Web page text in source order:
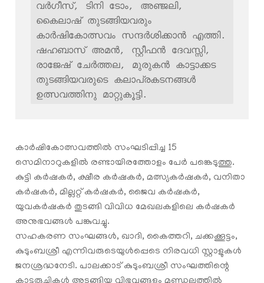
വർഗീസ്, ടിനി ടോം, അഞ്ജലി,
കൈലാഷ് തുടങ്ങിയവരും
കാർഷികോത്സവം സന്ദർശിക്കാൻ എത്തി.
ഷഹബാസ് അമൻ, സ്റ്റീഫൻ ദേവസ്സി,
രാജേഷ് ചേർത്തല, മുരുകൻ കാട്ടാക്കട
തുടങ്ങിയവരുടെ കലാപ്രകടനങ്ങൾ
ഉത്സവത്തിനു മാറ്റുകൂട്ടി.
കാർഷികോത്സവത്തിൽ സംഘടിപ്പിച്ച 15
സെമിനാറുകളിൽ രണ്ടായിരത്തോളം പേർ പങ്കെടുത്തു.
കുട്ടി കർഷകർ, ക്ഷീര കർഷകർ, മത്സ്യകർഷകർ, വനിതാ
കർഷകർ, മില്ലറ്റ് കർഷകർ, ജൈവ കർഷകർ,
യുവകർഷകർ തുടങ്ങി വിവിധ മേഖലകളിലെ കർഷകർ
അനുഭവങ്ങൾ പങ്കുവച്ചു.
സഹകരണ സംഘങ്ങള്‍, ഖാദി, കൈത്തറി, ചക്കക്കൂട്ടം,
കുടുംബശ്രീ എന്നിവരുടെയുൾപ്പെടെ നിരവധി സ്റ്റാളുകള്‍
ജനശ്രദ്ധനേടി. പാലക്കാട് കുടുംബശ്രീ സംഘത്തിന്റെ